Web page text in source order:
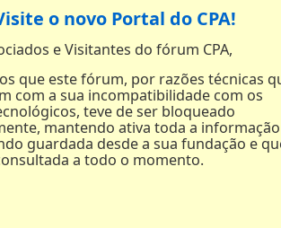
o novo Portal do CPA!
e Visitantes do fórum CPA,
que este fórum, por razões técnicas
com a sua incompatibilidade com os
teve de ser bloqueado
mantendo ativa toda a informação
guardada desde a sua fundação e
a todo o momento.